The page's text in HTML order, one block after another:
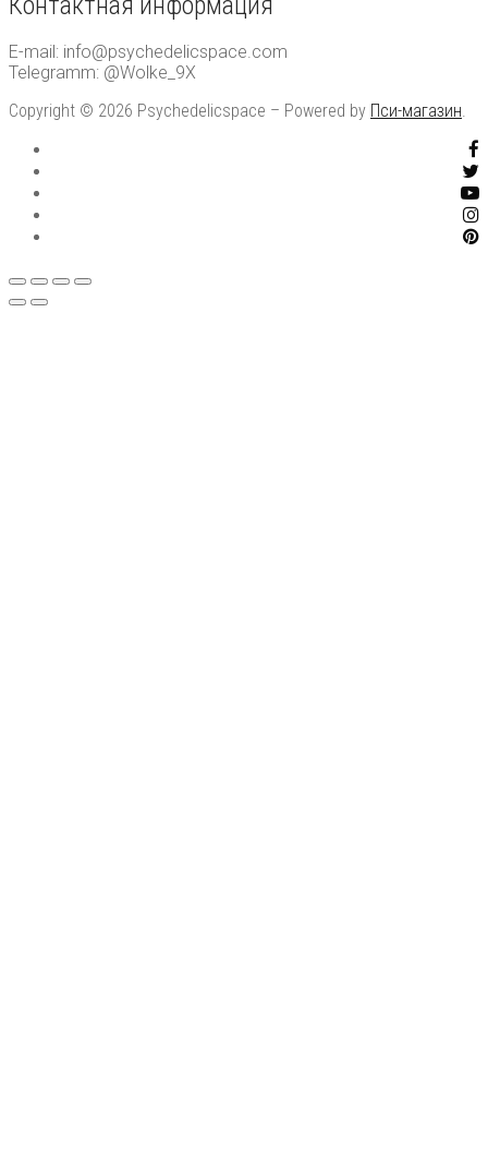
E-mail: info@psychedelicspace.com
Telegramm: @Wolke_9X
Copyright © 2026 Psychedelicspace – Powered by Пси-магазин.